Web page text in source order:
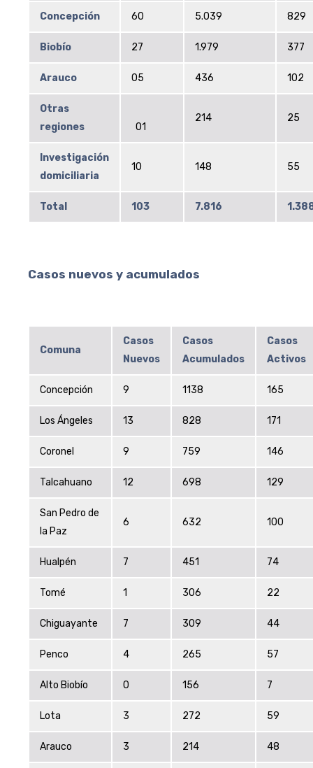
Concepción 60 5.039 829
Biobío 27 1.979 377
Arauco 05 436 102
Otras
regiones
01
214 25
Investigación
domiciliaria
10 148 55
Total 103 7.816
Casos nuevos y acumulados
Comuna
Casos
Nuevos
Casos
Acumulados
Casos
Activos
Concepción 9 1138 165
Los Ángeles 13 828 171
Coronel 9 759 146
Talcahuano 12 698 129
San Pedro de
la Paz
6 632 100
Hualpén 7 451 74
Tomé 1 306 22
Chiguayante 7 309 44
Penco 4 265 57
Alto Biobío 0 156 7
Lota 3 272 59
Arauco 3 214 48